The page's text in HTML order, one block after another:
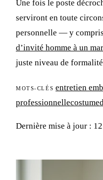
Une fois le poste
serviront en toute
personnelle — y
d’invité homme à un
juste niveau de
MOTS-CLÉS entretien
professionnellecostume
Dernière mise à jour :